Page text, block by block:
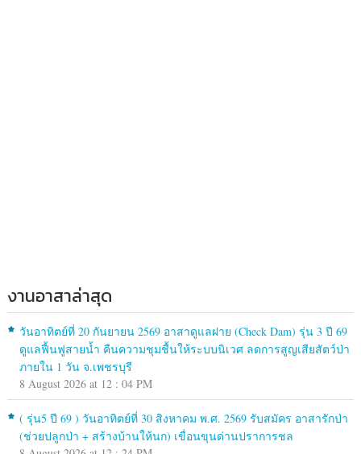
งานอาสาล่าสุด
วันอาทิตย์ที่ 20 กันยายน 2569 อาสาดูแลฝาย (Check Dam) รุ่น 3 ปี 69
ดูแลฟื้นฟูสายน้ำ คืนความชุมชื้นให้ระบบนิเวศ ลดการสูญเสียสัตว์ป่า
ภายใน 1 วัน จ.เพชรบุรี
8 August 2026 at 12 : 04 PM
( รุ่น5 ปี 69 ) วันอาทิตย์ที่ 30 สิงหาคม พ.ศ. 2569 รับสมัคร อาสารักป่า
(ช่วยปลูกป่า + สร้างบ้านให้นก) เขื่อนขุนด่านปราการชล